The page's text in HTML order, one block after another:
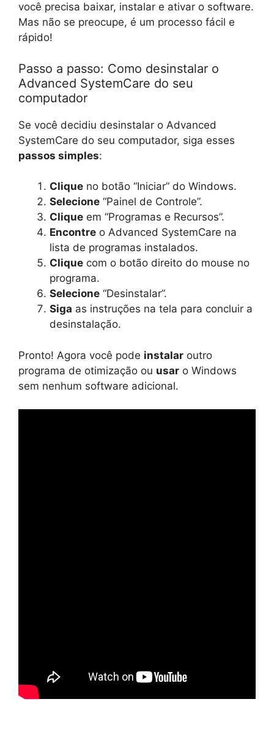
você precisa baixar, instalar e ativar o software.
Mas não se preocupe, é um processo fácil e
rápido!
Passo a passo: Como desinstalar o
Advanced SystemCare do seu
computador
Se você decidiu desinstalar o Advanced
SystemCare do seu computador, siga esses
passos simples:
Clique no botão “Iniciar” do Windows.
Selecione “Painel de Controle”.
Clique em “Programas e Recursos”.
Encontre o Advanced SystemCare na
lista de programas instalados.
Clique com o botão direito do mouse no
programa.
Selecione “Desinstalar”.
Siga as instruções na tela para concluir a
desinstalação.
Pronto! Agora você pode instalar outro
programa de otimização ou usar o Windows
sem nenhum software adicional.